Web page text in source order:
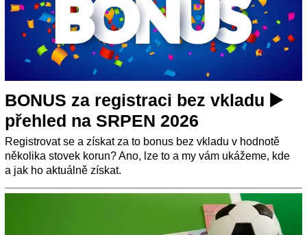
BONUS za registraci bez vkladu ▶️
přehled na SRPEN 2026
Registrovat se a získat za to bonus bez vkladu v hodnotě
několika stovek korun? Ano, lze to a my vám ukážeme, kde
a jak ho aktuálně získat.